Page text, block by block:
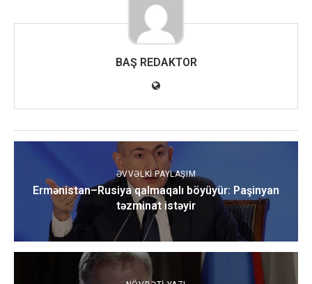
BAŞ REDAKTOR
ƏVVƏLKI PAYLAŞIM
Ermənistan–Rusiya qalmaqalı böyüyür: Paşinyan
təzminat istəyir